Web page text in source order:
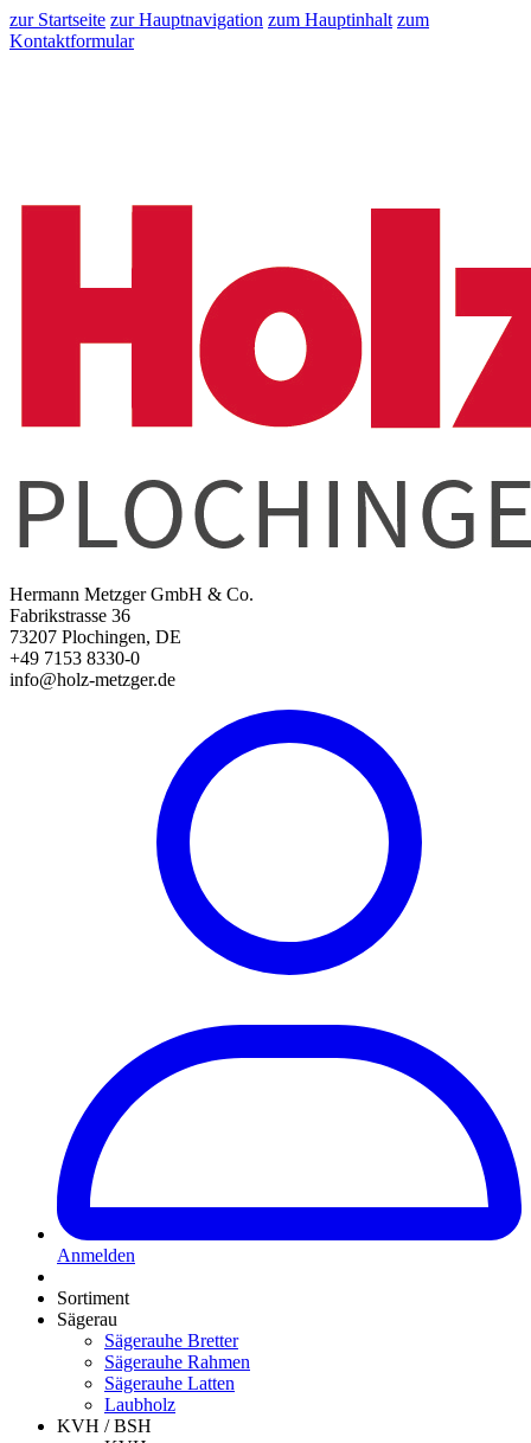
zur Startseite zur Hauptnavigation zum Hauptinhalt zum
Kontaktformular
Hermann Metzger GmbH & Co.
Fabrikstrasse 36
73207 Plochingen, DE
+49 7153 8330-0
info@holz-metzger.de
Anmelden
Sortiment
Sägerau
Sägerauhe Bretter
Sägerauhe Rahmen
Sägerauhe Latten
Laubholz
KVH / BSH